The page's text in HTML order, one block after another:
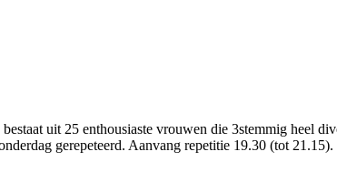
inMuziek/-vereniging.
uit 25 enthousiaste vrouwen die 3stemmig heel
gerepeteerd. Aanvang repetitie 19.30 (tot